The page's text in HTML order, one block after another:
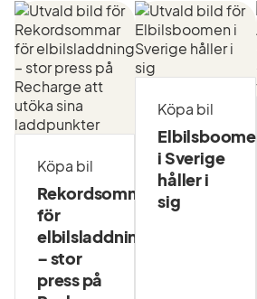
Köpa bil
Rekordsommar
för
elbilsladdning
– stor
press på
Köpa bil
Elbilsboomen
i Sverige
håller i
sig